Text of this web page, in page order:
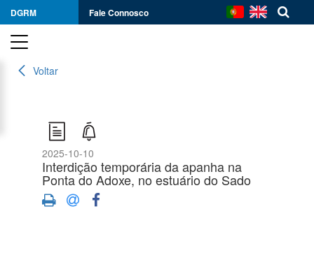
DGRM Fale Connosco
Voltar
2025-10-10
Interdição temporária da apanha na
Ponta do Adoxe, no estuário do Sado